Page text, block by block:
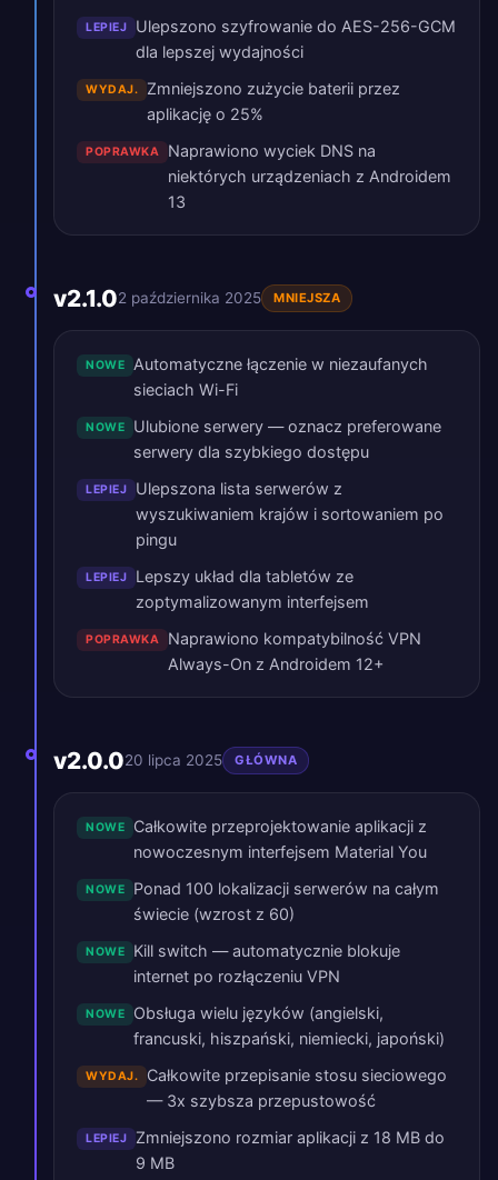
LEPIEJ
Ulepszono szyfrowanie do AES-256-GCM
dla lepszej wydajności
WYDAJ.
Zmniejszono zużycie baterii przez
aplikację o 25%
POPRAWKA
Naprawiono wyciek DNS na
niektórych urządzeniach z Androidem
13
v2.1.02 października 2025 MNIEJSZA
NOWE
Automatyczne łączenie w niezaufanych
sieciach Wi-Fi
NOWE
Ulubione serwery — oznacz preferowane
serwery dla szybkiego dostępu
LEPIEJ
Ulepszona lista serwerów z
wyszukiwaniem krajów i sortowaniem po
pingu
LEPIEJ
Lepszy układ dla tabletów ze
zoptymalizowanym interfejsem
POPRAWKA
Naprawiono kompatybilność VPN
Always-On z Androidem 12+
v2.0.020 lipca 2025 GŁÓWNA
NOWE
Całkowite przeprojektowanie aplikacji z
nowoczesnym interfejsem Material You
NOWE
Ponad 100 lokalizacji serwerów na całym
świecie (wzrost z 60)
NOWE
Kill switch — automatycznie blokuje
internet po rozłączeniu VPN
NOWE
Obsługa wielu języków (angielski,
francuski, hiszpański, niemiecki, japoński)
WYDAJ.
Całkowite przepisanie stosu sieciowego
— 3x szybsza przepustowość
LEPIEJ
Zmniejszono rozmiar aplikacji z 18 MB do
9 MB